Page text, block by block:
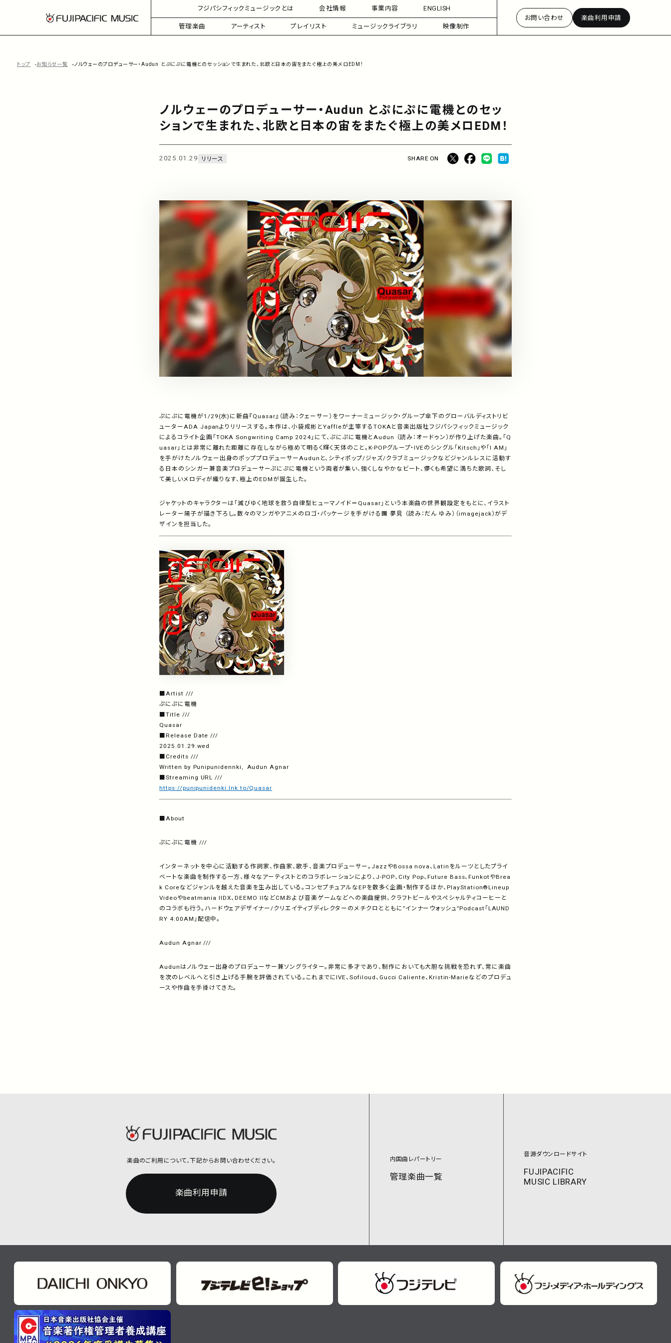
フジパシフィックミュージックとは 会社情報 事業内容
ENGLISH
管理楽曲
アーティスト プレイリスト ミュージックライブラリ 映像制作
お問い合わせ 楽曲利用申請
トップ お知らせ一覧 ノルウェーのプロデューサー・Audun とぷにぷに電機とのセッションで生まれた、北欧と日本の宙をまたぐ極上の美メロEDM！
ノルウェーのプロデューサー・Audun とぷにぷに電機とのセッ
ションで生まれた、北欧と日本の宙をまたぐ極上の美メロEDM！
2025.01.29 リリース SHARE ON
ぷにぷに電機が1/29(水)に新曲『Quasar』（読み：クェーサー）をワーナーミュージック・グループ傘下のグローバルディストリビ
ューターADA Japanよりリリースする。本作は、小袋成彬とYaffleが主宰するTOKAと音楽出版社フジパシフィックミュージック
によるコライト企画「TOKA Songwriting Camp 2024」にて、ぷにぷに電機とAudun （読み：オードゥン）が作り上げた楽曲。「Q
uasar」とは非常に離れた距離に存在しながら極めて明るく輝く天体のこと。K-POPグループ・IVEのシングル「Kitsch」や「I AM」
を手がけたノルウェー出身のポッププロデューサーAudunと、シティポップ/ジャズ/クラブミュージックなどジャンルレスに活動す
る日本のシンガー兼音楽プロデューサーぷにぷに電機という両者が集い、強くしなやかなビート、儚くも希望に満ちた歌詞、そし
て美しいメロディが織りなす、極上のEDMが誕生した。
ジャケットのキャラクターは「滅びゆく地球を救う自律型ヒューマノイド＝Quasar」という本楽曲の世界観設定をもとに、イラスト
レーター陽子が描き下ろし。数々のマンガやアニメのロゴ・パッケージを手がける團 夢見 （読み：だん ゆみ）（imagejack）がデ
ザインを担当した。
■Artist ///
ぷにぷに電機
■Title ///
Quasar
■Release Date ///
2025.01.29.wed
■Credits ///
Written by Punipunidennki, Audun Agnar
■Streaming URL ///
https://punipunidenki.lnk.to/Quasar
■About
ぷにぷに電機 ///
インターネットを中心に活動する作詞家、作曲家、歌手、音楽プロデューサー。JazzやBossa nova、Latinをルーツとしたプライ
ベートな楽曲を制作する一方、様々なアーティストとのコラボレーションにより、J-POP、City Pop、Future Bass、FunkotやBrea
k Coreなどジャンルを越えた音楽を生み出している。コンセプチュアルなEPを数多く企画・制作するほか、PlayStation®Lineup
Videoやbeatmania IIDX、DEEMO IIなどCMおよび音楽ゲームなどへの楽曲提供、クラフトビールやスペシャルティコーヒーと
のコラボも行う。ハードウェアデザイナー/クリエイティブディレクターのメチクロとともに”インナーウォッシュ”Podcast「LAUND
RY 4:00AM」配信中。
Audun Agnar ///
Audunはノルウェー出身のプロデューサー兼ソングライター。非常に多才であり、制作においても大胆な挑戦を恐れず、常に楽曲
を次のレベルへと引き上げる手腕を評価されている。これまでにIVE、Sofiloud、Gucci Caliente、Kristin-Marieなどのプロデュ
ースや作曲を手掛けてきた。
楽曲のご利用について、下記からお問い合わせください。
楽曲利用申請
内国曲レパートリー
管理楽曲一覧
音源ダウンロードサイト
FUJIPACIFIC
MUSIC LIBRARY